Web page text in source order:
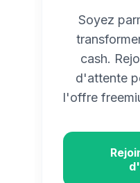
Soyez
cash.
d'attente
l'offre